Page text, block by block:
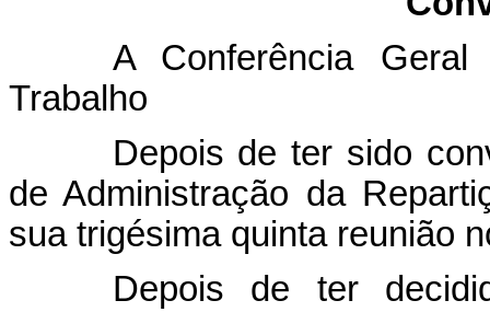
A Conferência
Trabalho
Depois de ter sido
de Administração da
sua trigésima quinta reunião
Depois de ter